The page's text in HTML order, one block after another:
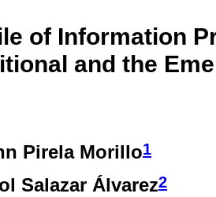
of Information
and the
Pirela Morillo1
Salazar Álvarez2